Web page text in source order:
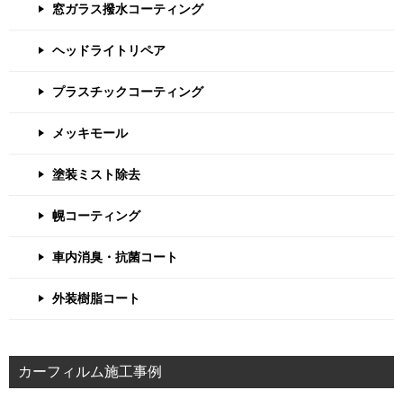
窓ガラス撥水コーティング
ヘッドライトリペア
プラスチックコーティング
メッキモール
塗装ミスト除去
幌コーティング
車内消臭・抗菌コート
外装樹脂コート
カーフィルム施工事例